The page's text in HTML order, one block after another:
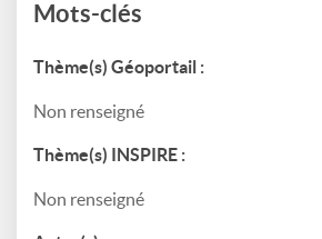
Mots-clés
Thème(s) Géoportail :
Non renseigné
Thème(s) INSPIRE :
Non renseigné